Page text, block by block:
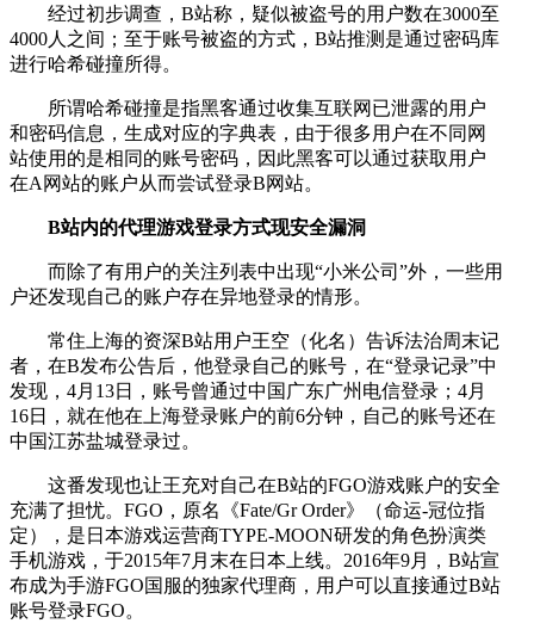
经过初步调查，B站称，疑似被盗号的用户数在3000至
4000人之间；至于账号被盗的方式，B站推测是通过密码库
进行哈希碰撞所得。
所谓哈希碰撞是指黑客通过收集互联网已泄露的用户
和密码信息，生成对应的字典表，由于很多用户在不同网
站使用的是相同的账号密码，因此黑客可以通过获取用户
在A网站的账户从而尝试登录B网站。
B站内的代理游戏登录方式现安全漏洞
而除了有用户的关注列表中出现“小米公司”外，一些用
户还发现自己的账户存在异地登录的情形。
常住上海的资深B站用户王空（化名）告诉法治周末记
者，在B发布公告后，他登录自己的账号，在“登录记录”中
发现，4月13日，账号曾通过中国广东广州电信登录；4月
16日，就在他在上海登录账户的前6分钟，自己的账号还在
中国江苏盐城登录过。
这番发现也让王充对自己在B站的FGO游戏账户的安全
充满了担忧。FGO，原名《Fate/Gr Order》（命运-冠位指
定），是日本游戏运营商TYPE-MOON研发的角色扮演类
手机游戏，于2015年7月末在日本上线。2016年9月，B站宣
布成为手游FGO国服的独家代理商，用户可以直接通过B站
账号登录FGO。